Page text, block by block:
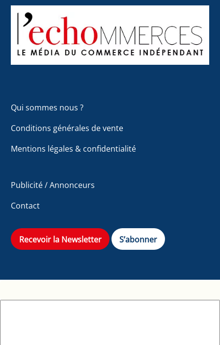
To
Top
Qui sommes nous ?
Conditions générales de vente
Mentions légales & confidentialité
Publicité / Annonceurs
Contact
Recevoir la Newsletter S’abonner